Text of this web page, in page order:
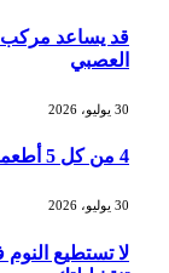
قد يساعد مركب
العصبي
30 يوليو، 2026
30 يوليو، 2026
لا تستطيع النوم